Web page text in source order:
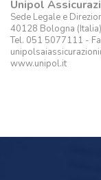
Unipol
Sede Legale e
40128 Bologna (Italia)
Tel. 051 5077111 -
www.unipol.it